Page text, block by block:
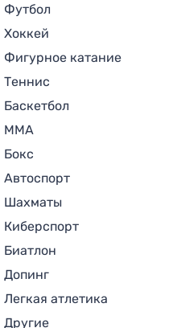
Футбол
Хоккей
Фигурное катание
Теннис
Баскетбол
MMA
Бокс
Автоспорт
Шахматы
Киберспорт
Биатлон
Допинг
Легкая атлетика
Другие